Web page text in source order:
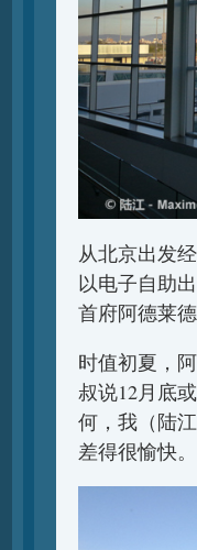
从北京出发
以电子自助
首府阿德莱
时值初夏，
叔说12月底
何，我（陆
差得很愉快。